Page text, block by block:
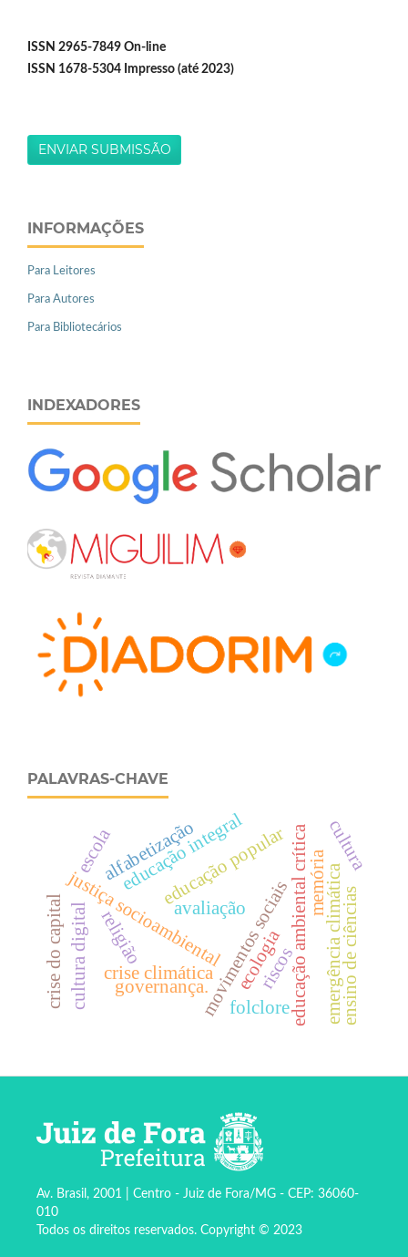
ISSN 2965-7849 On-line
ISSN 1678-5304 Impresso (até 2023)
ENVIAR SUBMISSÃO
INFORMAÇÕES
Para Leitores
Para Autores
Para Bibliotecários
INDEXADORES
PALAVRAS-CHAVE
educação ambiental crítica
movimentos sociais
justiça socioambiental
educação popular
educação integral
avaliação
alfabetização
crise climática
cultura digital
crise do capital
memória
escola
ecologia
religião emergência climática
folclore
cultura
ensino de ciências
governança. riscos
Av. Brasil, 2001 | Centro - Juiz de Fora/MG - CEP: 36060-
010
Todos os direitos reservados. Copyright © 2023